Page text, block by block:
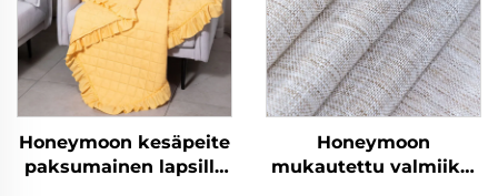
Honeymoon kesäpeite
paksumainen lapsille
Honeymoon
mukautettu valmiiksi